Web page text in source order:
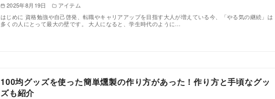
2025年8月19日
アイテム
はじめに 資格勉強や自己啓発、転職やキャリアアップを目指す大人が増えている今、「やる気の継続」は
多くの人にとって最大の壁です。 大人になると、学生時代のように…
100均グッズを使った簡単燻製の作り方があった！作り方と手頃なグッ
ズも紹介